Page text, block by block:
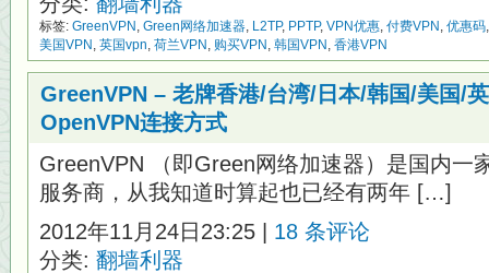
牌
港
台
日
韩
VPN
优
惠
动：
标签: GreenVPN , Green网络加速器, L2TP, PPTP, VPN优惠, 付费VPN , 优惠码
美国VPN , 英国vpn, 荷兰VPN , 购买VPN , 韩国VPN , 香港VPN
GreenVPN – 老牌香港/台湾/日本/韩国/美国/
OpenVPN连接方式
GreenVPN （即Green网络加速器）是国内一
服务商，从我知道时算起也已经有两年 […]
2012年11月24日23:25 | 18 条评论
分类: 翻墙利器